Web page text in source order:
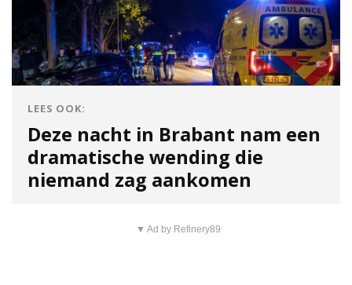
LEES OOK:
Deze nacht in Brabant nam een
dramatische wending die
niemand zag aankomen
▼ Ad by Refinery89